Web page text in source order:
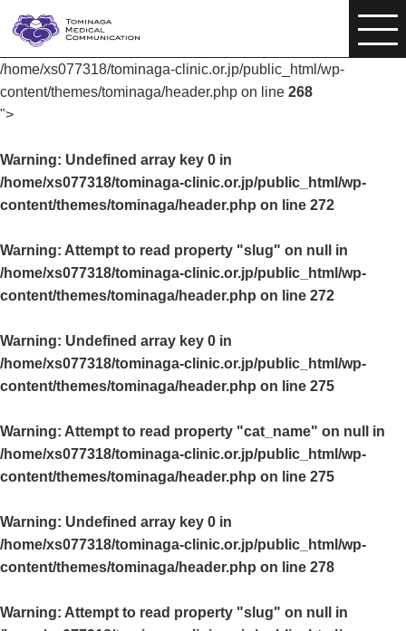
/home/xs077318/tominaga-clinic.or.jp/public_html/wp-
content/themes/tominaga/header.php on line 268
">
Warning: Undefined array key 0 in
/home/xs077318/tominaga-clinic.or.jp/public_html/wp-
content/themes/tominaga/header.php on line 272
Warning: Attempt to read property "slug" on null in
/home/xs077318/tominaga-clinic.or.jp/public_html/wp-
content/themes/tominaga/header.php on line 272
Warning: Undefined array key 0 in
/home/xs077318/tominaga-clinic.or.jp/public_html/wp-
content/themes/tominaga/header.php on line 275
Warning: Attempt to read property "cat_name" on null in
/home/xs077318/tominaga-clinic.or.jp/public_html/wp-
content/themes/tominaga/header.php on line 275
Warning: Undefined array key 0 in
/home/xs077318/tominaga-clinic.or.jp/public_html/wp-
content/themes/tominaga/header.php on line 278
Warning: Attempt to read property "slug" on null in